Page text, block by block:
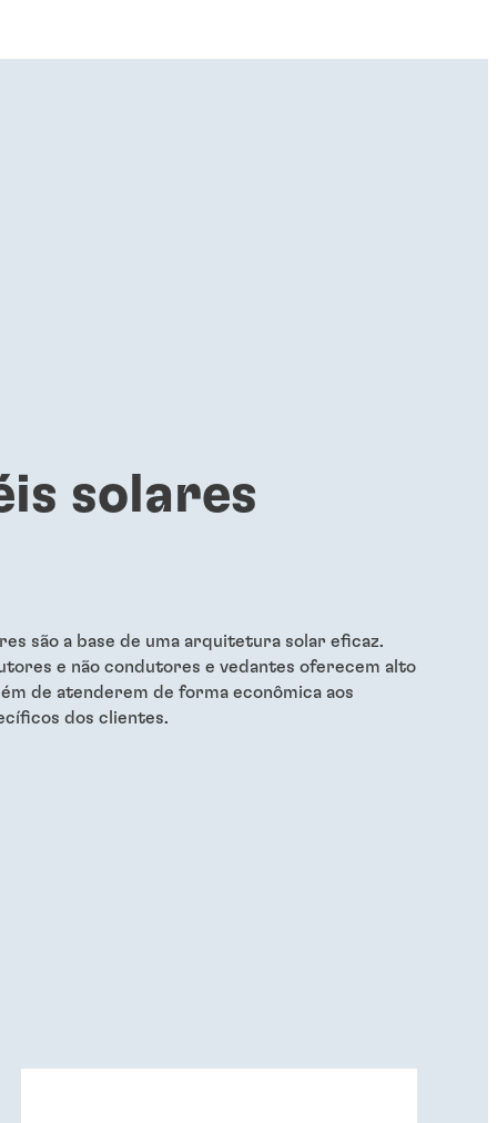
solares
são a base de uma arquitetura solar eficaz.
e não condutores e vedantes oferecem alto
de atenderem de forma econômica aos
dos clientes.